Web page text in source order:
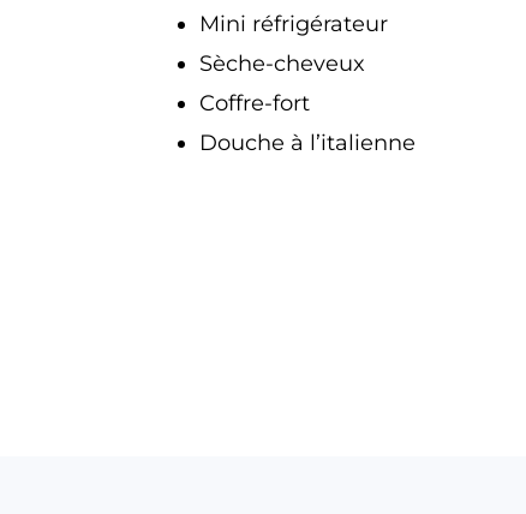
Mini réfrigérateur
Sèche-cheveux
Coffre-fort
Douche à l’italienne